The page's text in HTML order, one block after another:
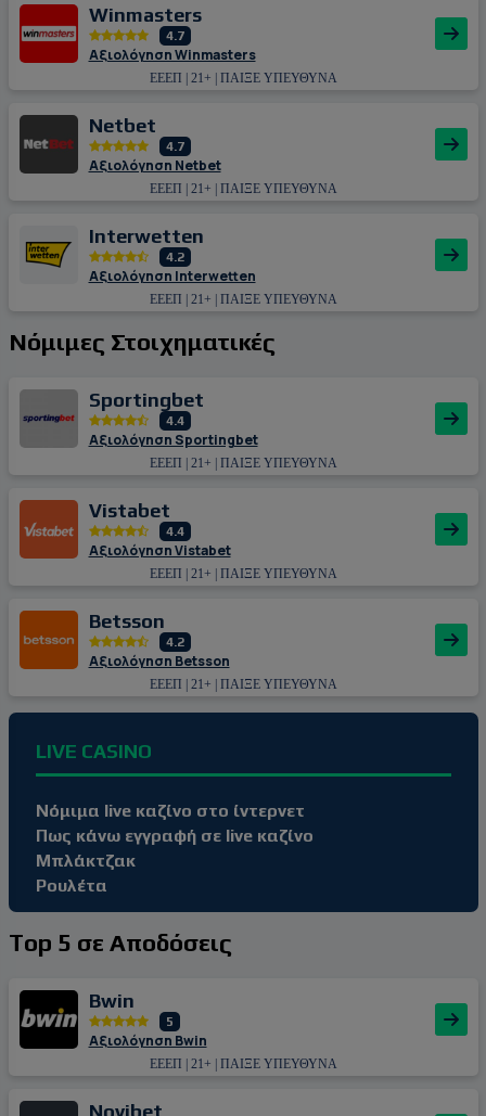
Winmasters
4.7
Αξιολόγηση Winmasters
ΕΕΕΠ | 21+ | ΠΑΙΞΕ ΥΠΕΥΘΥΝΑ
Netbet
4.7
Αξιολόγηση Netbet
ΕΕΕΠ | 21+ | ΠΑΙΞΕ ΥΠΕΥΘΥΝΑ
Interwetten
4.2
Αξιολόγηση Interwetten
ΕΕΕΠ | 21+ | ΠΑΙΞΕ ΥΠΕΥΘΥΝΑ
Νόμιμες Στοιχηματικές
Sportingbet
4.4
Αξιολόγηση Sportingbet
ΕΕΕΠ | 21+ | ΠΑΙΞΕ ΥΠΕΥΘΥΝΑ
Vistabet
4.4
Αξιολόγηση Vistabet
ΕΕΕΠ | 21+ | ΠΑΙΞΕ ΥΠΕΥΘΥΝΑ
Betsson
4.2
Αξιολόγηση Betsson
ΕΕΕΠ | 21+ | ΠΑΙΞΕ ΥΠΕΥΘΥΝΑ
LIVE CASINO
Νόμιμα live καζίνο στο ίντερνετ
Πως κάνω εγγραφή σε live καζίνο
Μπλάκτζακ
Ρουλέτα
Top 5 σε Αποδόσεις
Bwin
5
Αξιολόγηση Bwin
ΕΕΕΠ | 21+ | ΠΑΙΞΕ ΥΠΕΥΘΥΝΑ
Novibet